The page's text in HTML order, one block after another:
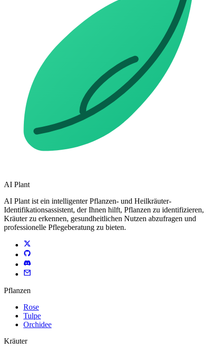
AI Plant
AI Plant ist ein intelligenter Pflanzen- und Heilkräuter-
Identifikationsassistent, der Ihnen hilft, Pflanzen zu identifizieren,
Kräuter zu erkennen, gesundheitlichen Nutzen abzufragen und
professionelle Pflegeberatung zu bieten.
Pflanzen
Rose
Tulpe
Orchidee
Kräuter